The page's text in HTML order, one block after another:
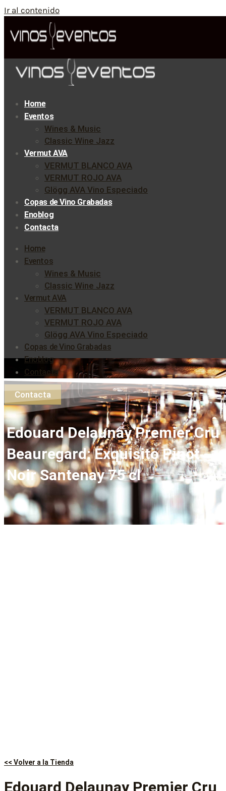
Ir al contenido
Home
Eventos
Wines & Music
Classic Wine Jazz
Vermut AVA
VERMUT BLANCO AVA
VERMUT ROJO AVA
Glögg AVA Vino Especiado
Copas de Vino Grabadas
Enoblog
Contacta
Home
Eventos
Wines & Music
Classic Wine Jazz
Vermut AVA
VERMUT BLANCO AVA
VERMUT ROJO AVA
Glögg AVA Vino Especiado
Copas de Vino Grabadas
Enoblog
Contacta
Contacta
Edouard Delaunay Premier Cru
Beauregard: Exquisito Pinot
Noir Santenay 75 cl
<< Volver a la Tienda
Edouard Delaunay Premier Cru